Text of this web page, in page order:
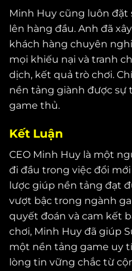
Minh Huy cũng luôn đặt
lên hàng đầu. Anh đã
khách hàng chuyên
mọi khiếu nại và tranh
dịch, kết quả trò chơi.
nền tảng giành được
game thủ.
Kết Luận
CEO Minh Huy là một
đi đầu trong việc đổi
lược giúp nền tảng đạt
vượt bậc trong ngành
quyết đoán và cam kết
chơi, Minh Huy đã giúp
một nền tảng game uy
lòng tin vững chắc từ